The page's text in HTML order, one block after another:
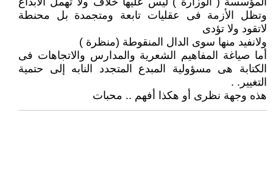
وتظل الأزمة فى عقليات تابعة ومتجمدة بل محنطة
لاتقود ولا تؤدى
ولانفيد منها سوى الدال المنقوطة (منظرة )
أما صياغة المفاهيم الشعرية والمدارس والاتجاهات فى
الكتابة هى مسؤولية المبدع المتجدد النابه إلى حتمية
التغيير. .
هذه وجهة نظرى أو هكذا أفهم .. محبات